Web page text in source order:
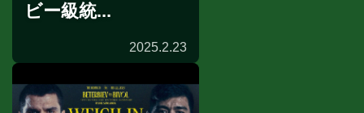
ビー級統...
2025.2.23